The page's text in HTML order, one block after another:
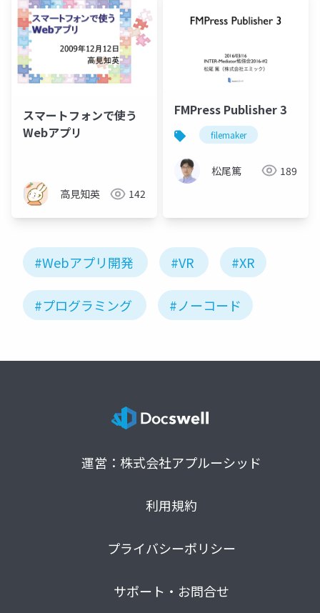
スマートフォンで使う
Webアプリ
高見知英 142
FMPress Publisher 3
filemaker
松尾篤 189
#Webアプリ開発 #VR #XR
#プログラミング #ノーコード
運営：株式会社アプルーシッド
利用規約
プライバシーポリシー
サポート・お問合せ